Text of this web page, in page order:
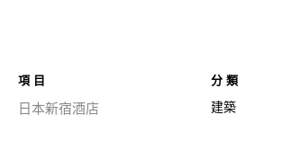
項目
日本新宿酒店
分類
建築